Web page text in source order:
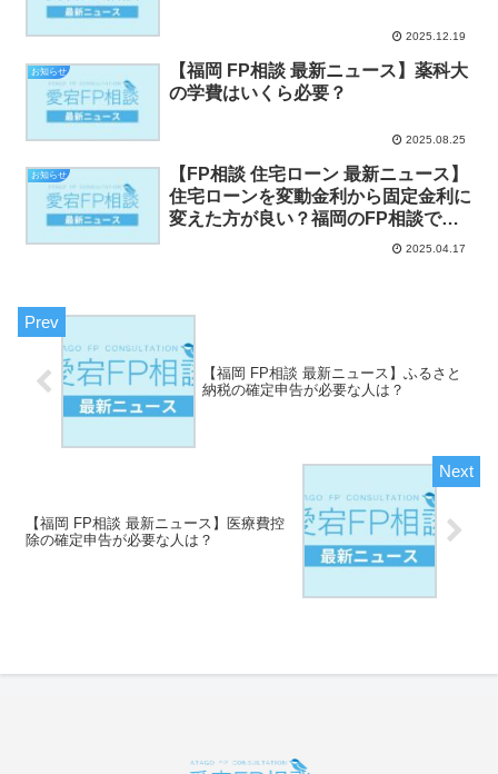
2025.12.19
お知らせ
【福岡 FP相談 最新ニュース】薬科大
の学費はいくら必要？
2025.08.25
お知らせ
【FP相談 住宅ローン 最新ニュース】
住宅ローンを変動金利から固定金利に
変えた方が良い？福岡のFP相談で安
2025.04.17
【福岡 FP相談 最新ニュース】ふるさと
納税の確定申告が必要な人は？
【福岡 FP相談 最新ニュース】医療費控
除の確定申告が必要な人は？